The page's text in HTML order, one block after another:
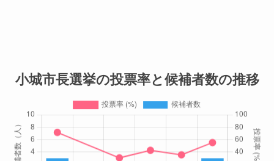
小城市長選挙の投票率と候補者数の推移